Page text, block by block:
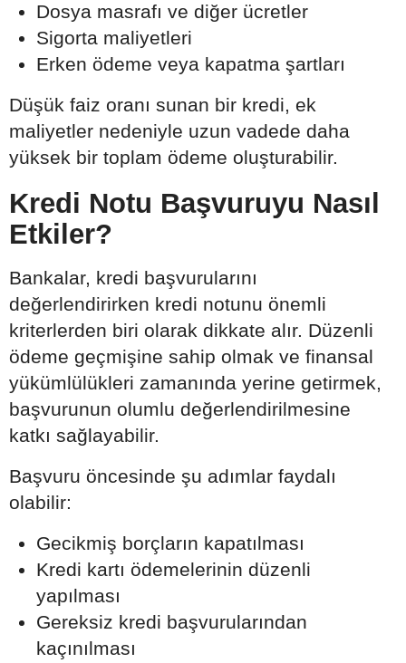
Dosya masrafı ve diğer ücretler
Sigorta maliyetleri
Erken ödeme veya kapatma şartları
Düşük faiz oranı sunan bir kredi, ek
maliyetler nedeniyle uzun vadede daha
yüksek bir toplam ödeme oluşturabilir.
Kredi Notu Başvuruyu Nasıl
Etkiler?
Bankalar, kredi başvurularını
değerlendirirken kredi notunu önemli
kriterlerden biri olarak dikkate alır. Düzenli
ödeme geçmişine sahip olmak ve finansal
yükümlülükleri zamanında yerine getirmek,
başvurunun olumlu değerlendirilmesine
katkı sağlayabilir.
Başvuru öncesinde şu adımlar faydalı
olabilir:
Gecikmiş borçların kapatılması
Kredi kartı ödemelerinin düzenli
yapılması
Gereksiz kredi başvurularından
kaçınılması